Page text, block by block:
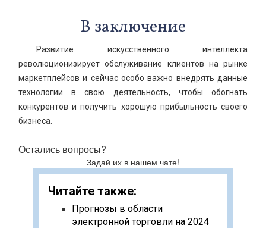
В заключение
Развитие искусственного интеллекта
революционизирует обслуживание клиентов на рынке
маркетплейсов и сейчас особо важно внедрять данные
технологии в свою деятельность, чтобы обогнать
конкурентов и получить хорошую прибыльность своего
бизнеса.
Остались вопросы?
Задай их в нашем чате!
Читайте также:
Прогнозы в области
электронной торговли на 2024